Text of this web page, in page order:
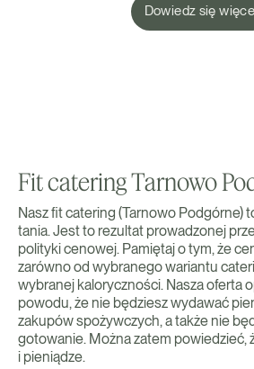
Dowiedz się
Fit catering Tarnowo
Nasz fit catering (Tarnowo Podgórne)
tania. Jest to rezultat prowadzonej
polityki cenowej. Pamiętaj o tym, że
zarówno od wybranego wariantu
wybranej kaloryczności. Nasza oferta
powodu, że nie będziesz wydawać
zakupów spożywczych, a także nie
gotowanie. Można zatem powiedzieć,
i pieniądze.